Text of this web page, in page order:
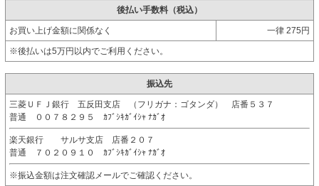
後払い手数料（税込）
お買い上げ金額に関係なく 一律 275円
※後払いは5万円以内でご利用ください。
振込先
三菱ＵＦＪ銀行 五反田支店 （フリガナ：ゴタンダ） 店番５３７
普通 ００７８２９５ ｶﾌﾞｼｷｶﾞｲｼｬ ﾅｶﾞｵ
楽天銀行 サルサ支店 店番２０７
普通 ７０２０９１０ ｶﾌﾞｼｷｶﾞｲｼｬ ﾅｶﾞｵ
※振込金額は注文確認メールでご確認ください。